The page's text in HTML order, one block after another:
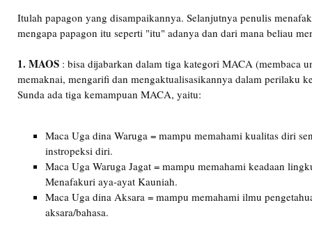
Itulah papagon yang disampaikannya. Selanjutnya penulis
mengapa papagon itu seperti "itu" adanya dan dari mana beliau
1. MAOS : bisa dijabarkan dalam tiga kategori MACA (membaca
memaknai, mengarifi dan mengaktualisasikannya dalam perilaku
Sunda ada tiga kemampuan MACA, yaitu:
Maca Uga dina Waruga = mampu memahami kualitas diri
instropeksi diri.
Maca Uga Waruga Jagat = mampu memahami keadaan
Menafakuri aya-ayat Kauniah.
Maca Uga dina Aksara = mampu memahami ilmu
aksara/bahasa.